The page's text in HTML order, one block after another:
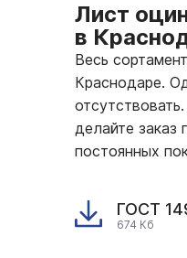
Лист
в
Весь
Краснодаре.
делайте
постоянных
ГОСТ
674 Кб